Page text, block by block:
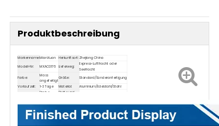
Produktbeschreibung
Markenname:MianXuan Herkunftsort: Zhejiang China
Modell-Nr: MXAC0176 Lieferweg:
Express-Luftfracht oder
Seefracht
Farbe:
Mass
angefertigt
Größe:
Standard/Sonderanfertigung
Vorlaufzeit:
1-3 Tage Material: Aluminium/Edelstahl/Stahl
Probe Breite und
OEM:
AkzeptierenVerpackung:Kundenwunsch